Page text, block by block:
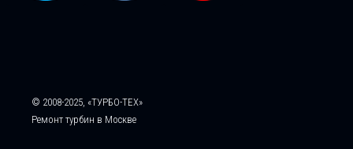
© 2008-2025, «ТУРБО-ТЕХ»
Ремонт турбин в Москве